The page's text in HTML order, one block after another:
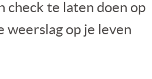
check te laten doen op
weerslag op je leven